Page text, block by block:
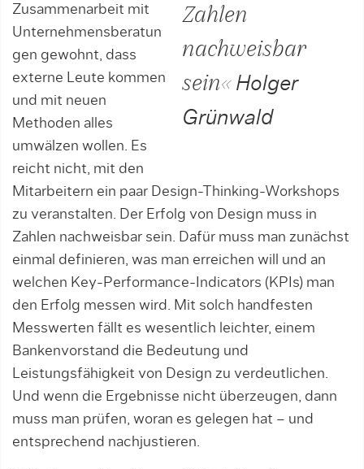
Zahlen
nachweisbar
sein« Holger
Grünwald
Zusammenarbeit mit
Unternehmensberatun
gen gewohnt, dass
externe Leute kommen
und mit neuen
Methoden alles
umwälzen wollen. Es
reicht nicht, mit den
Mitarbeitern ein paar Design-Thinking-Workshops
zu veranstalten. Der Erfolg von Design muss in
Zahlen nachweisbar sein. Dafür muss man zunächst
einmal definieren, was man erreichen will und an
welchen Key-Performance-Indicators (KPIs) man
den Erfolg messen wird. Mit solch handfesten
Messwerten fällt es wesentlich leichter, einem
Bankenvorstand die Bedeutung und
Leistungsfähigkeit von Design zu verdeutlichen.
Und wenn die Ergebnisse nicht überzeugen, dann
muss man prüfen, woran es gelegen hat – und
entsprechend nachjustieren.